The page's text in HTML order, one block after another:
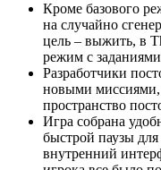
Кроме базового
на случайно
цель – выжить, в
режим с
Разработчики
новыми
пространство
Игра собрана
быстрой паузы
внутренний